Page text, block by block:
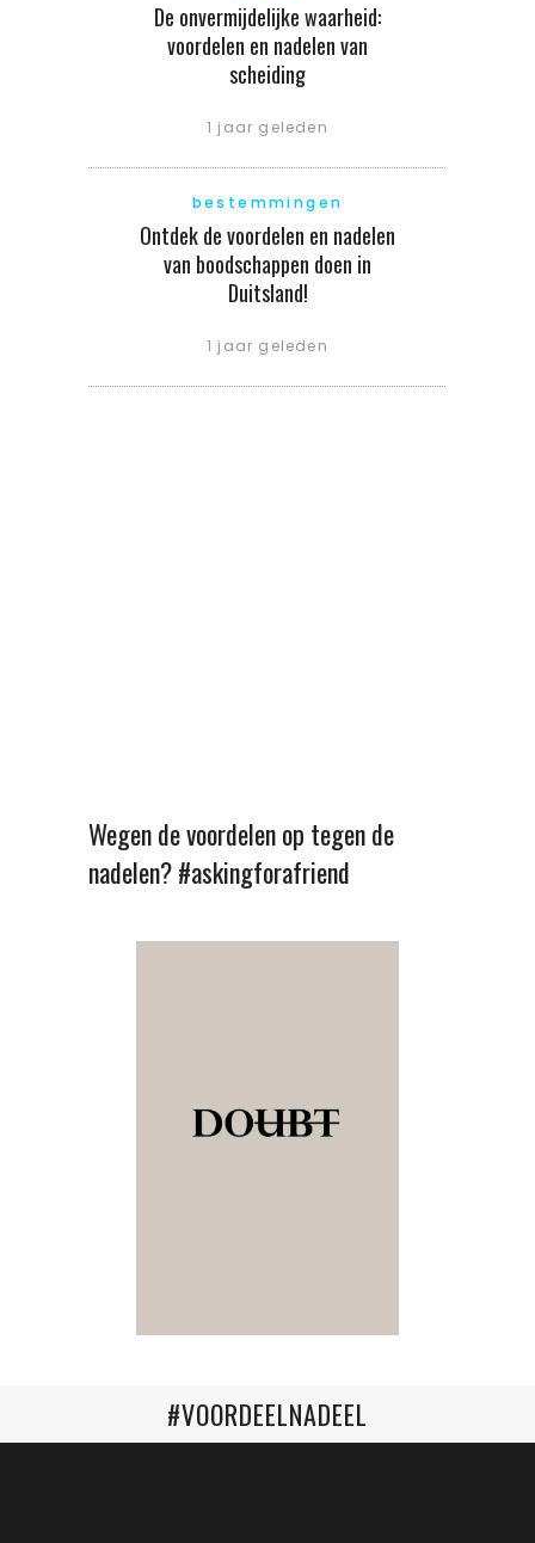
De onvermijdelijke waarheid:
voordelen en nadelen van
scheiding
1 jaar geleden
bestemmingen
Ontdek de voordelen en nadelen
van boodschappen doen in
Duitsland!
1 jaar geleden
Wegen de voordelen op tegen de
nadelen? #askingforafriend
#VOORDEELNADEEL